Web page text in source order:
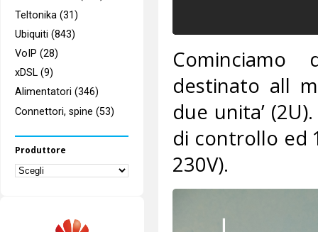
Teltonika (31)
Ubiquiti (843)
VoIP (28)
xDSL (9)
Alimentatori (346)
Connettori, spine (53)
Produttore
Cominciamo
destinato all
due unita’
di controllo ed
230V).